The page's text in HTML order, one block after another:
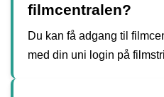
filmcentralen?
Du kan få adgang til
med din uni login på